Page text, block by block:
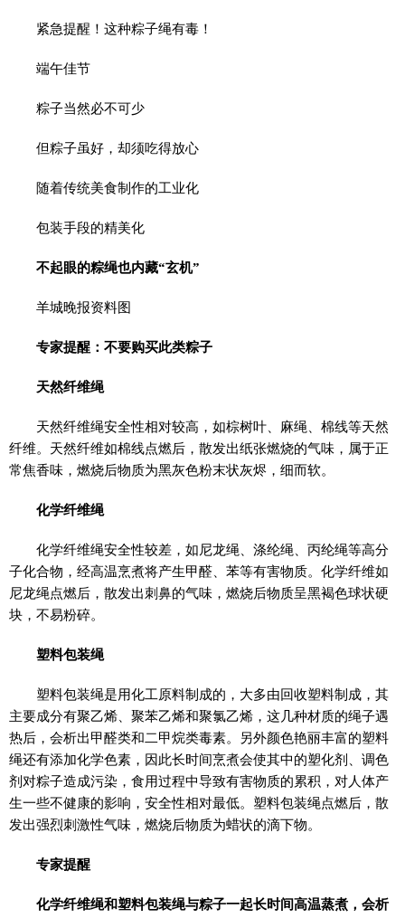
紧急提醒！这种粽子绳有毒！
端午佳节
粽子当然必不可少
但粽子虽好，却须吃得放心
随着传统美食制作的工业化
包装手段的精美化
不起眼的粽绳也内藏“玄机”
羊城晚报资料图
专家提醒：不要购买此类粽子
天然纤维绳
天然纤维绳安全性相对较高，如棕树叶、麻绳、棉线等天然
纤维。天然纤维如棉线点燃后，散发出纸张燃烧的气味，属于正
常焦香味，燃烧后物质为黑灰色粉末状灰烬，细而软。
化学纤维绳
化学纤维绳安全性较差，如尼龙绳、涤纶绳、丙纶绳等高分
子化合物，经高温烹煮将产生甲醛、苯等有害物质。化学纤维如
尼龙绳点燃后，散发出刺鼻的气味，燃烧后物质呈黑褐色球状硬
块，不易粉碎。
塑料包装绳
塑料包装绳是用化工原料制成的，大多由回收塑料制成，其
主要成分有聚乙烯、聚苯乙烯和聚氯乙烯，这几种材质的绳子遇
热后，会析出甲醛类和二甲烷类毒素。另外颜色艳丽丰富的塑料
绳还有添加化学色素，因此长时间烹煮会使其中的塑化剂、调色
剂对粽子造成污染，食用过程中导致有害物质的累积，对人体产
生一些不健康的影响，安全性相对最低。塑料包装绳点燃后，散
发出强烈刺激性气味，燃烧后物质为蜡状的滴下物。
专家提醒
化学纤维绳和塑料包装绳与粽子一起长时间高温蒸煮，会析